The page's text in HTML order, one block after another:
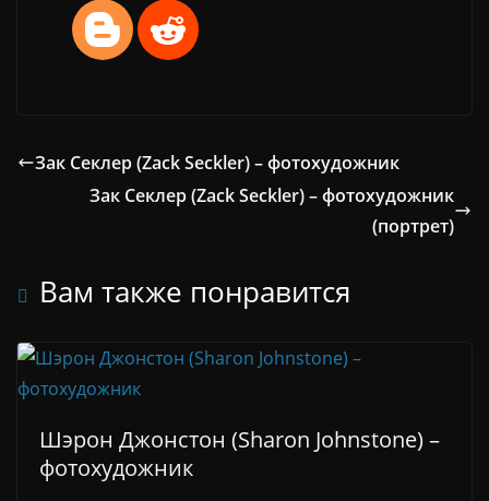
Зак Секлер (Zack Seckler) – фотохудожник
Зак Секлер (Zack Seckler) – фотохудожник
(портрет)
Вам также понравится
Шэрон Джонстон (Sharon Johnstone) –
фотохудожник